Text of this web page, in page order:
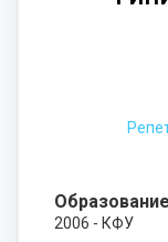
Образование
2006 - КФУ